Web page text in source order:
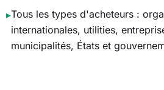
▸Tous les types d'acheteurs :
internationales, utilities,
municipalités, États et